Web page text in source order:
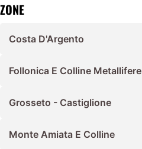
ZONE
Costa D'Argento
Follonica E Colline Metallifere
Grosseto - Castiglione
Monte Amiata E Colline